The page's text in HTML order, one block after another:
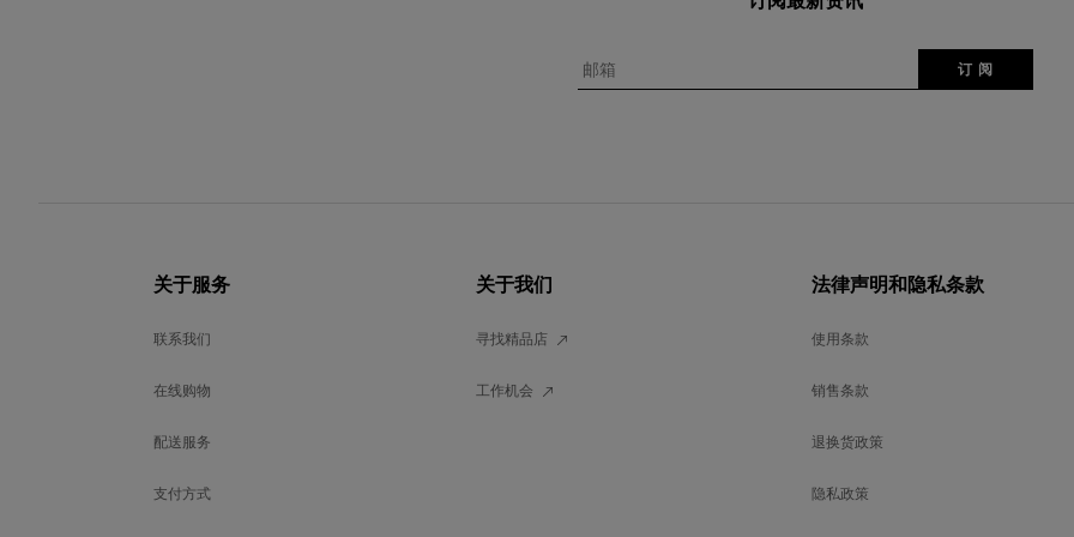
邮箱 订 阅
关于服务
联系我们
在线购物
配送服务
支付方式
关于我们
寻找精品店
工作机会
法律声明和隐私条款
使用条款
销售条款
退换货政策
隐私政策